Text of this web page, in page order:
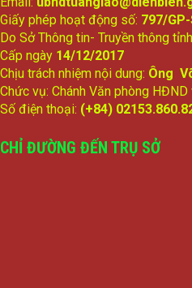
Giấy phép hoạt động số: 797/
Do Sở Thông tin- Truyền thông
Cấp ngày 14/12/2017
Chịu trách nhiệm nội dung: Ông
Chức vụ: Chánh Văn phòng HĐND
Số điện thoại: (+84)
CHỈ ĐƯỜNG ĐẾN TRỤ SỞ